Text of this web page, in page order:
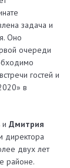
задача и
Оно
очереди
гостей и
в
иДмитрия
директора
двух лет
районе.